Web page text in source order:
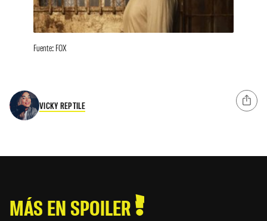
Fuente: FOX
VICKY REPTILE
MÁS EN SPOILER